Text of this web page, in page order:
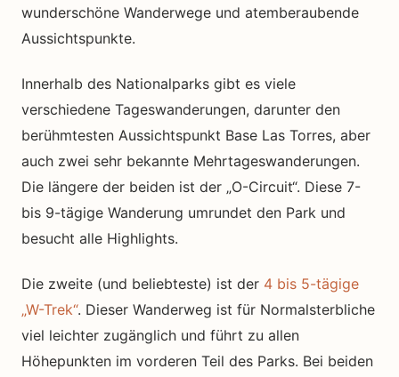
wunderschöne Wanderwege und atemberaubende
Aussichtspunkte.
Innerhalb des Nationalparks gibt es viele
verschiedene Tageswanderungen, darunter den
berühmtesten Aussichtspunkt Base Las Torres, aber
auch zwei sehr bekannte Mehrtageswanderungen.
Die längere der beiden ist der „O-Circuit“. Diese 7-
bis 9-tägige Wanderung umrundet den Park und
besucht alle Highlights.
Die zweite (und beliebteste) ist der 4 bis 5-tägige
„W-Trek“. Dieser Wanderweg ist für Normalsterbliche
viel leichter zugänglich und führt zu allen
Höhepunkten im vorderen Teil des Parks. Bei beiden